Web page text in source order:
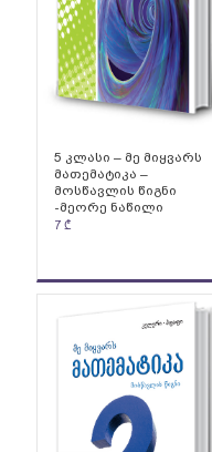
5 კლასი – მე მიყვარს
მათემატიკა –
მოსწავლის წიგნი
-მეორე ნაწილი
7 ₾